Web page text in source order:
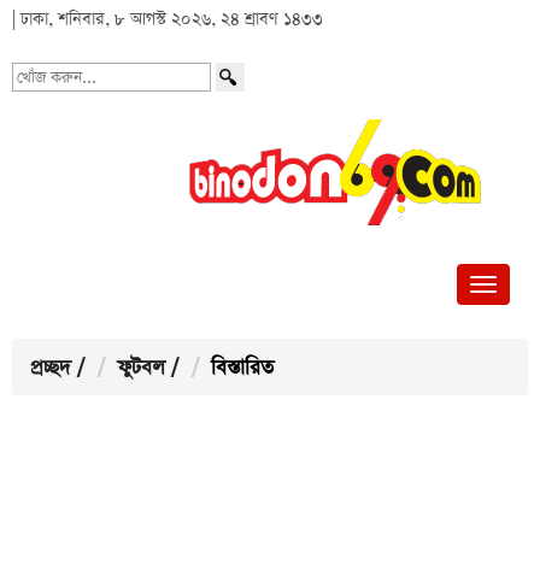
| ঢাকা, শনিবার, ৮ আগস্ট ২০২৬, ২৪ শ্রাবণ ১৪৩৩
খোঁজ
প্রচ্ছদ / ফুটবল / বিস্তারিত